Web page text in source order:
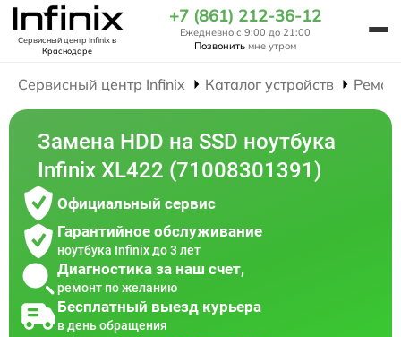
Сервисный центр Infinixв
Краснодаре
+7 (861) 212-36-12
Ежедневно с 9:00 до 21:00
Позвонить мне утром
Сервисный центр Infinix Каталог устройств
Замена HDD на SSD ноутбука
Infinix XL422 (71008301391)
Официальный сервис
Гарантийное обслуживание
ноутбука Infinix до 3 лет
Диагностика за наш счет,
ремонт по желанию
Бесплатный выезд курьера
в день обращения